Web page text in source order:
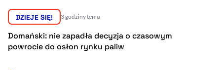
Ułatwienia dostępności wspierają:
DZIEJE SIĘ! 4 godziny temu
PiS nie otrzyma zabranej subwencji. NSA
oddalił kasację